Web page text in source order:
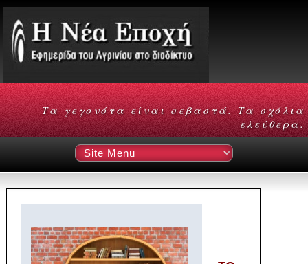
Τα γεγονότα είναι σεβαστά. Τα σχόλια
ελεύθερα.